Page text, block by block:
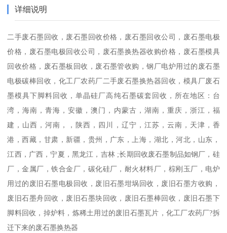
详细说明
二手废石墨回收，废石墨回收价格，废石墨回收公司，废石墨电极
价格，废石墨电极回收公司，废石墨换热器收购价格，废石墨模具
回收价格，废石墨板回收，废石墨管收购，钢厂电炉用过的废石墨
电极碳棒回收，化工厂农药厂二手废石墨换热器回收，模具厂废石
墨模具下脚料回收，单晶硅厂高纯石墨碳套回收，所在地区：台
湾，海南，青海，安徽，澳门，内蒙古，湖南，重庆，浙江，福
建，山西，河南，，陕西，四川，辽宁，江苏，云南，天津，香
港，西藏，甘肃，新疆，贵州，广东，上海，湖北，河北，山东，
江西，广西，宁夏，黑龙江，吉林 ;长期回收废石墨制品如钢厂，硅
厂，金属厂，铁合金厂，碳化硅厂，耐火材料厂，棕刚玉厂，电炉
用过的废旧石墨电极回收，废旧石墨坩埚回收，废旧石墨方收购，
废旧石墨舟回收，废旧石墨块回收，废旧石墨棒回收，废旧石墨下
脚料回收，掉炉料，炼稀土用过的废旧石墨瓦片，化工厂农药厂?拆
迁下来的废石墨换热器